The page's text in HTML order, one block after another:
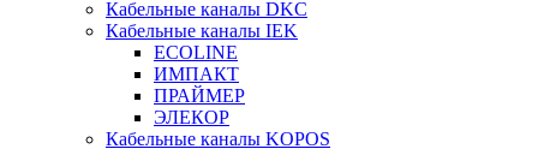
Кабельные каналы DKC
Кабельные каналы IEK
ECOLINE
ИМПАКТ
ПРАЙМЕР
ЭЛЕКОР
Кабельные каналы KOPOS